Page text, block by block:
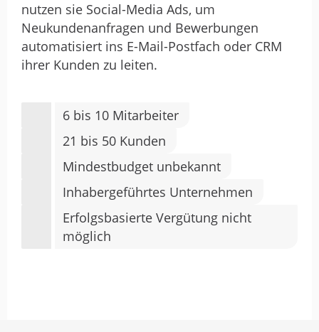
nutzen sie Social-Media Ads, um
Neukundenanfragen und Bewerbungen
automatisiert ins E-Mail-Postfach oder CRM
ihrer Kunden zu leiten.
6 bis 10 Mitarbeiter
21 bis 50 Kunden
Mindestbudget unbekannt
Inhabergeführtes Unternehmen
Erfolgsbasierte Vergütung nicht
möglich